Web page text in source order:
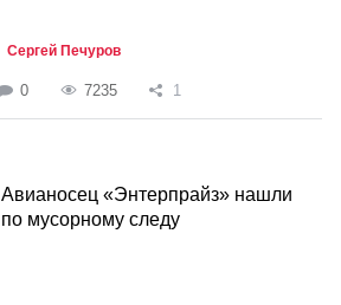
Сергей Печуров
0 7235 1
Авианосец «Энтерпрайз» нашли
по мусорному следу